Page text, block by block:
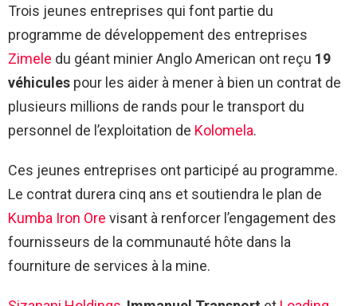
Trois jeunes entreprises qui font partie du
programme de développement des entreprises
Zimele du géant minier Anglo American ont reçu 19
véhicules pour les aider à mener à bien un contrat de
plusieurs millions de rands pour le transport du
personnel de l’exploitation de Kolomela.
Ces jeunes entreprises ont participé au programme.
Le contrat durera cinq ans et soutiendra le plan de
Kumba Iron Ore visant à renforcer l’engagement des
fournisseurs de la communauté hôte dans la
fourniture de services à la mine.